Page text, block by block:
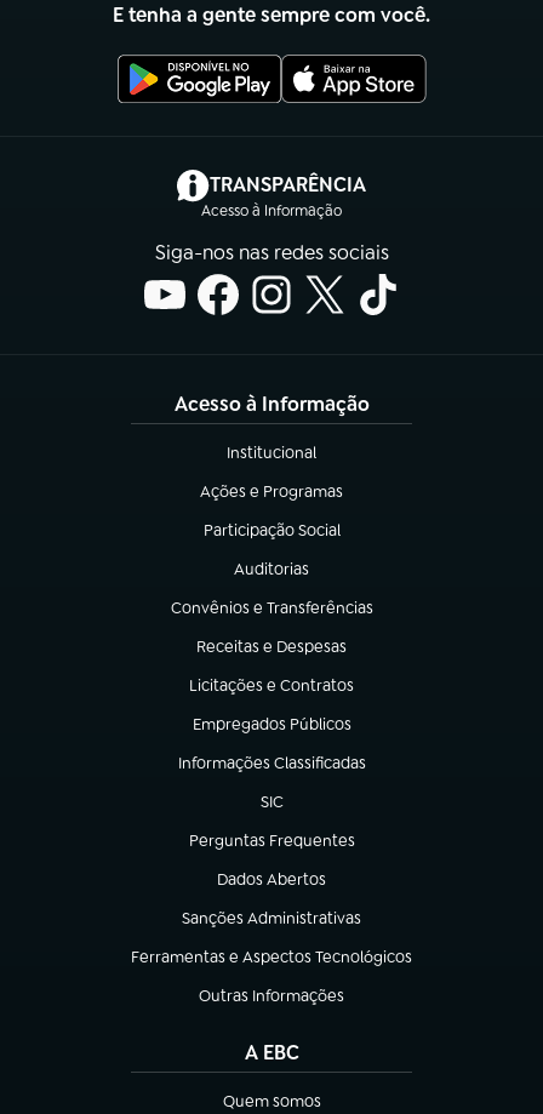
E tenha a gente sempre com você.
TRANSPARÊNCIA
Acesso à Informação
(abre em nova aba)
Siga-nos nas redes sociais
Acesso à Informação
Institucional
(abre em nova aba)
Ações e Programas
(abre em nova aba)
Participação Social
(abre em nova aba)
Auditorias
(abre em nova aba)
Convênios e Transferências
(abre em nova aba)
Receitas e Despesas
(abre em nova aba)
Licitações e Contratos
(abre em nova aba)
Empregados Públicos
(abre em nova aba)
Informações Classificadas
(abre em nova aba)
SIC
(abre em nova aba)
Perguntas Frequentes
(abre em nova aba)
Dados Abertos
(abre em nova aba)
Sanções Administrativas
(abre em nova aba)
Ferramentas e Aspectos Tecnológicos
(abre em nova aba)
Outras Informações
(abre em nova aba)
A EBC
Quem somos
(abre em nova aba)